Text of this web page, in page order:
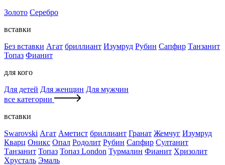
Золото Серебро
вставки
Без вставки Агат бриллиант Изумруд Рубин Сапфир Танзанит
Топаз Фианит
для кого
Для детей Для женщин Для мужчин
все категории
вставки
Swarovski Агат Аметист бриллиант Гранат Жемчуг Изумруд
Кварц Оникс Опал Родолит Рубин Сапфир Султанит
Танзанит Топаз Топаз London Турмалин Фианит Хризолит
Хрусталь Эмаль